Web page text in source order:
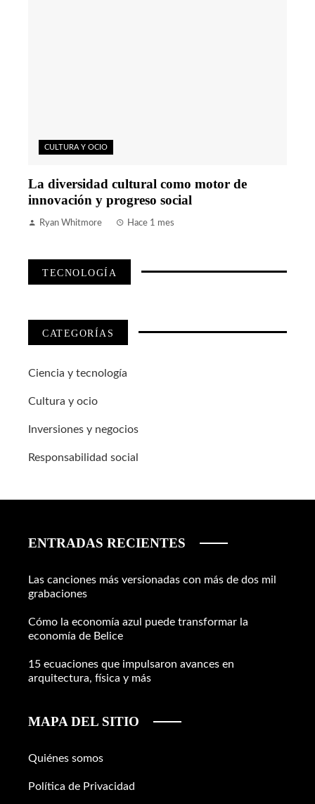
CULTURA Y OCIO
La diversidad cultural como motor de
innovación y progreso social
Ryan Whitmore Hace 1 mes
TECNOLOGÍA
CATEGORÍAS
Ciencia y tecnología
Cultura y ocio
Inversiones y negocios
Responsabilidad social
ENTRADAS RECIENTES
Las canciones más versionadas con más de dos mil
grabaciones
Cómo la economía azul puede transformar la
economía de Belice
15 ecuaciones que impulsaron avances en
arquitectura, física y más
MAPA DEL SITIO
Quiénes somos
Política de Privacidad